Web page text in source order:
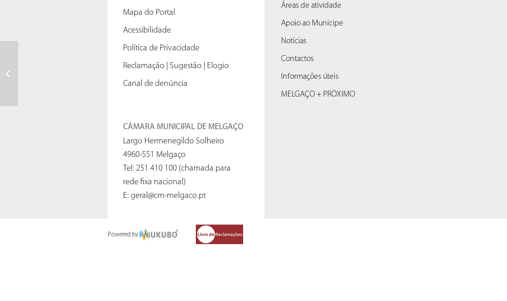
Mapa do Portal
Acessibilidade
Política de Privacidade
Reclamação | Sugestão | Elogio
Canal de denúncia
CÂMARA MUNICIPAL DE MELGAÇO
Largo Hermenegildo Solheiro
4960-551 Melgaço
Tel: 251 410 100 (chamada para
rede fixa nacional)
E:geral@cm-melgaco.pt
Áreas de atividade
Apoio ao Munícipe
Notícias
Contactos
Informações úteis
MELGAÇO + PRÓXIMO
Powered by